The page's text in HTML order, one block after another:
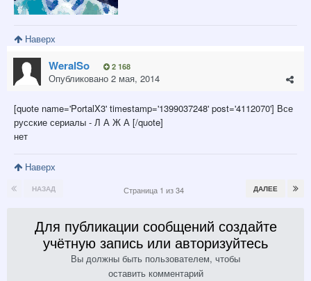
Наверх
WeralSo 2 168
Опубликовано 2 мая, 2014
[quote name='PortalX3' timestamp='1399037248' post='4112070'] Все
русские сериалы - Л А Ж А [/quote]
нет
Наверх
НАЗАД ДАЛЕЕ
Страница 1 из 34
Для публикации сообщений создайте
учётную запись или авторизуйтесь
Вы должны быть пользователем, чтобы
оставить комментарий